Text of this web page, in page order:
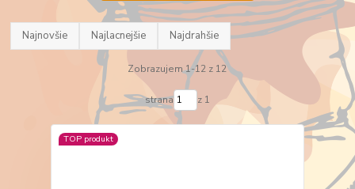
Najnovšie Najlacnejšie Najdrahšie
Zobrazujem 1-12 z 12
strana z 1
TOP produkt